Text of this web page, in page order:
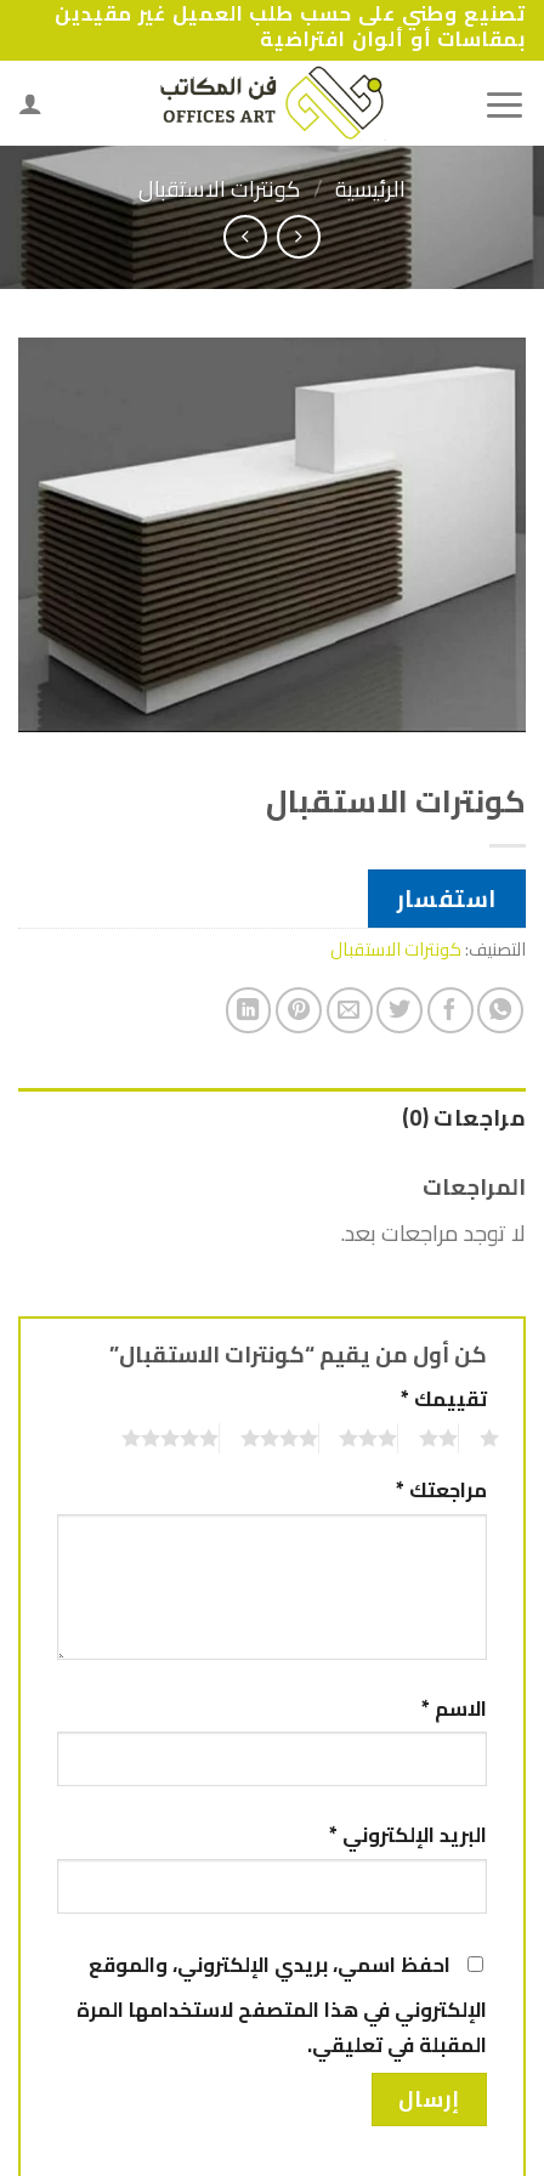
Skip
to
content
تصنيع وطني على حسب طلب العميل غير مقيدين
بمقاسات أو ألوان افتراضية
الرئيسية / كونترات الاستقبال
كونترات الاستقبال
استفسار
التصنيف:كونترات الاستقبال
مراجعات (0)
المراجعات
لا توجد مراجعات بعد.
كن أول من يقيم “كونترات الاستقبال”
تقييمك*
مراجعتك*
الاسم*
البريد الإلكتروني*
احفظ اسمي، بريدي الإلكتروني، والموقع
الإلكتروني في هذا المتصفح لاستخدامها المرة
المقبلة في تعليقي.